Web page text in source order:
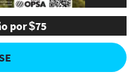
por $75